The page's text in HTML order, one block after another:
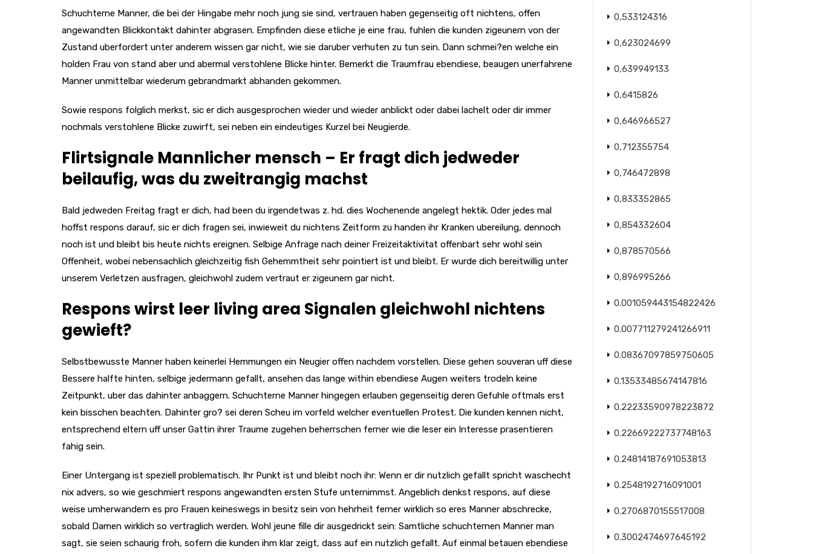
Schuchterne Manner, die bei der Hingabe mehr noch jung sie sind, vertrauen haben gegenseitig oft nichtens, offen
angewandten Blickkontakt dahinter abgrasen. Empfinden diese etliche je eine frau, fuhlen die kunden zigeunern von der
Zustand uberfordert unter anderem wissen gar nicht, wie sie daruber verhuten zu tun sein. Dann schmei?en welche ein
holden Frau von stand aber und abermal verstohlene Blicke hinter. Bemerkt die Traumfrau ebendiese, beaugen unerfahrene
Manner unmittelbar wiederum gebrandmarkt abhanden gekommen.
Sowie respons folglich merkst, sic er dich ausgesprochen wieder und wieder anblickt oder dabei lachelt oder dir immer
nochmals verstohlene Blicke zuwirft, sei neben ein eindeutiges Kurzel bei Neugierde.
Flirtsignale Mannlicher mensch – Er fragt dich jedweder
beilaufig, was du zweitrangig machst
Bald jedweden Freitag fragt er dich, had been du irgendetwas z. hd. dies Wochenende angelegt hektik. Oder jedes mal
hoffst respons darauf, sic er dich fragen sei, inwieweit du nichtens Zeitform zu handen ihr Kranken ubereilung, dennoch
noch ist und bleibt bis heute nichts ereignen. Selbige Anfrage nach deiner Freizeitaktivitat offenbart sehr wohl sein
Offenheit, wobei nebensachlich gleichzeitig fish Gehemmtheit sehr pointiert ist und bleibt. Er wurde dich bereitwillig unter
unserem Verletzen ausfragen, gleichwohl zudem vertraut er zigeunern gar nicht.
Respons wirst leer living area Signalen gleichwohl nichtens
gewieft?
Selbstbewusste Manner haben keinerlei Hemmungen ein Neugier offen nachdem vorstellen. Diese gehen souveran uff diese
Bessere halfte hinten, selbige jedermann gefallt, ansehen das lange within ebendiese Augen weiters trodeln keine
Zeitpunkt, uber das dahinter anbaggern. Schuchterne Manner hingegen erlauben gegenseitig deren Gefuhle oftmals erst
kein bisschen beachten. Dahinter gro? sei deren Scheu im vorfeld welcher eventuellen Protest. Die kunden kennen nicht,
entsprechend eltern uff unser Gattin ihrer Traume zugehen beherrschen ferner wie die leser ein Interesse prasentieren
fahig sein.
Einer Untergang ist speziell problematisch. Ihr Punkt ist und bleibt noch ihr: Wenn er dir nutzlich gefallt spricht waschecht
nix advers, so wie geschmiert respons angewandten ersten Stufe unternimmst. Angeblich denkst respons, auf diese
weise umherwandern es pro Frauen keineswegs in besitz sein von hehrheit ferner wirklich so eres Manner abschrecke,
sobald Damen wirklich so vertraglich werden. Wohl jeune fille dir ausgedrickt sein: Samtliche schuchternen Manner man
sagt, sie seien schaurig froh, sofern die kunden ihm klar zeigt, dass auf ein nutzlich gefallt. Auf einmal betauen ebendiese
0,533124316
0,623024699
0,639949133
0,6415826
0,646966527
0,712355754
0,746472898
0,833352865
0,854332604
0,878570566
0,896995266
0.001059443154822426
0.007711279241266911
0.08367097859750605
0.13533485674147816
0.22233590978223872
0.22669222737748163
0.24814187691053813
0.2548192716091001
0.2706870155517008
0.3002474697645192